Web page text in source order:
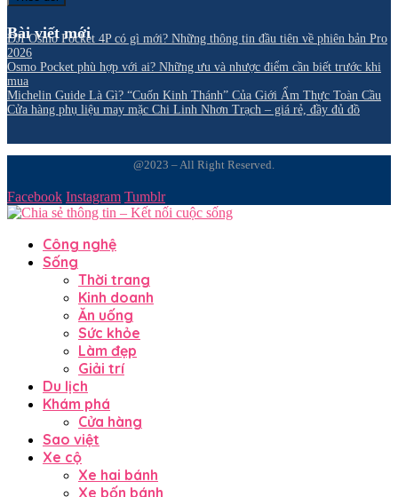
Bài viết mới
DJI Osmo Pocket 4P có gì mới? Những thông tin đầu tiên về phiên bản Pro
2026
Osmo Pocket phù hợp với ai? Những ưu và nhược điểm cần biết trước khi
mua
Michelin Guide Là Gì? “Cuốn Kinh Thánh” Của Giới Ẩm Thực Toàn Cầu
Cửa hàng phụ liệu may mặc Chi Linh Nhơn Trạch – giá rẻ, đầy đủ đồ
@2023 – All Right Reserved.
Facebook Instagram Tumblr
Công nghệ
Sống
Thời trang
Kinh doanh
Ăn uống
Sức khỏe
Làm đẹp
Giải trí
Du lịch
Khám phá
Cửa hàng
Sao việt
Xe cộ
Xe hai bánh
Xe bốn bánh